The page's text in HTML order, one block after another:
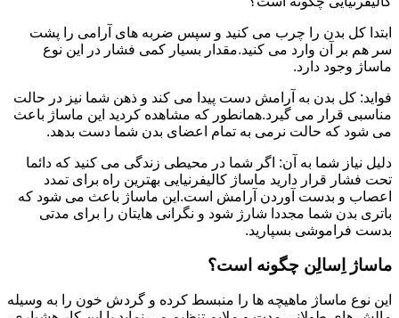
ابتدا کل بدن را چرب می کنید و سپس ضربه های آرامی را پشت
سر هم بر آن وارد می کنید.مقدار بسیار کمی فشار در این نوع
ماساژ وجود دارد.
فواید: کل بدن به آرامش دست پیدا می کند و ذهن شما نیز در حالت
مناسبی قرار می گیرد.همانطور که مشاهده کردید این ماساژ باعث
می شود که حالت نرمی به تمام اعضای بدن شما دست بدهد.
دلیل نیاز شما به آن: اگر شما در محیطی زندگی می کنید که دائما
تحت فشار قرار دارید ماساژ کالیفرنیایی بهترین راه برای تمدد
اعصاب و بدست آوردن آرامش است.این ماساژ باعث می شود که
باتری بدن شما مجددا شارژ شود و نگرانی هایتان را برای مدتی
بدست فراموشی بسپارید.
ماساژ اِسالِن چگونه است؟
این نوع ماساژ ماهیچه ها را منبسط کرده و گردش خون را به وسیله